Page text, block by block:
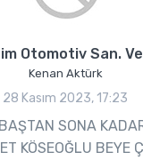
Otomotiv San. Ve
Kenan Aktürk
28 Kasım 2023, 17:23
SONA
KÖSEOĞLU BEYE